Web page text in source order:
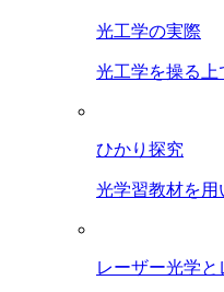
光工学の実際
光工学を操る上
ひかり探究
光学習教材を用
レーザー光学